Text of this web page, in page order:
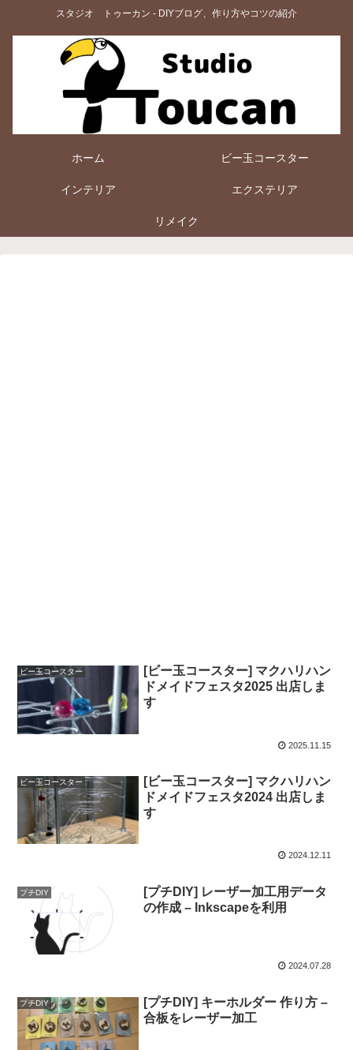
スタジオ トゥーカン - DIYブログ、作り方やコツの紹介
ホーム ビー玉コースター
インテリア エクステリア
リメイク
ビー玉コースター
[ビー玉コースター] マクハリハン
ドメイドフェスタ2025 出店しま
す
2025.11.15
ビー玉コースター
[ビー玉コースター] マクハリハン
ドメイドフェスタ2024 出店しま
す
2024.12.11
プチDIY
[プチDIY] レーザー加工用データ
の作成 – Inkscapeを利用
2024.07.28
プチDIY
[プチDIY] キーホルダー 作り方 –
合板をレーザー加工